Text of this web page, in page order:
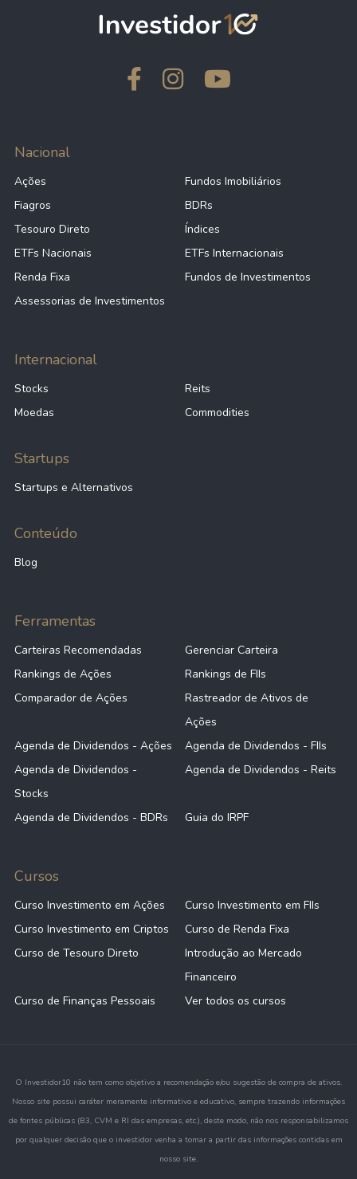
Nacional
Ações
Fundos Imobiliários
Fiagros
BDRs
Tesouro Direto
Índices
ETFs Nacionais
ETFs Internacionais
Renda Fixa
Fundos de Investimentos
Assessorias de Investimentos
Internacional
Stocks
Reits
Moedas
Commodities
Startups
Startups e Alternativos
Conteúdo
Blog
Ferramentas
Carteiras Recomendadas
Gerenciar Carteira
Rankings de Ações
Rankings de FIIs
Comparador de Ações
Rastreador de Ativos de
Ações
Agenda de Dividendos - Ações
Agenda de Dividendos - FIIs
Agenda de Dividendos -
Stocks
Agenda de Dividendos - Reits
Agenda de Dividendos - BDRs Guia do IRPF
Cursos
Curso Investimento em Ações
Curso Investimento em FIIs
Curso Investimento em Criptos
Curso de Renda Fixa
Curso de Tesouro Direto
Introdução ao Mercado
Financeiro
Curso de Finanças Pessoais
Ver todos os cursos
O Investidor10 não tem como objetivo a recomendação e/ou sugestão de compra de ativos.
Nosso site possui caráter meramente informativo e educativo, sempre trazendo informações
de fontes públicas (B3, CVM e RI das empresas, etc.), deste modo, não nos responsabilizamos
por qualquer decisão que o investidor venha a tomar a partir das informações contidas em
nosso site.